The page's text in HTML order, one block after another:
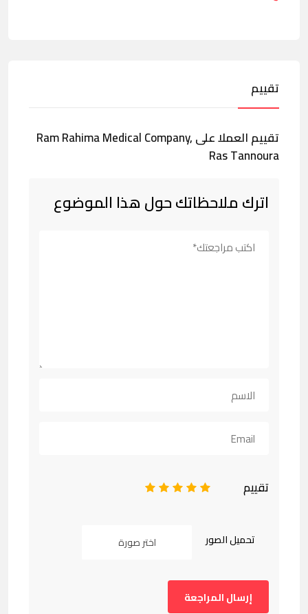
تقييم
تقييم العملا على Ram Rahima Medical Company,
Ras Tannoura
اترك ملاحظاتك حول هذا الموضوع
تقييم 5
4
3
2
تحميل الصور اختر صورة